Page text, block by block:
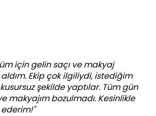
için gelin saçı ve makyaj
Ekip çok ilgiliydi, istediğim
şekilde yaptılar. Tüm gün
makyajım bozulmadı. Kesinlikle